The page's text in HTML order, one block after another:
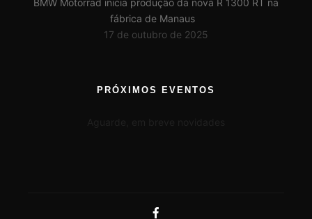
BMW Motorrad inicia produção da nova R 1300 RT na
fábrica de Manaus
17 de outubro de 2025
PRÓXIMOS EVENTOS